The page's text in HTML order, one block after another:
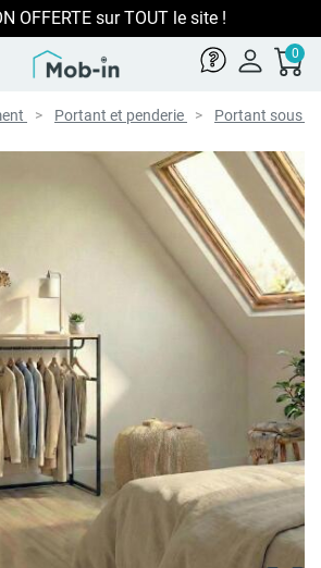
OFFERTE sur TOUT le site !
0
Portant et penderie Portant sous